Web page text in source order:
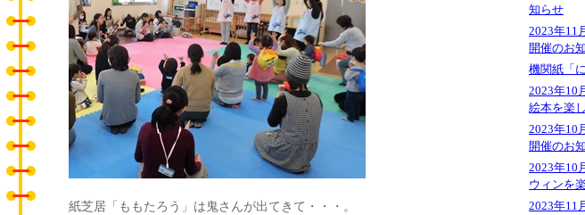
紙芝居「ももたろう」は鬼さんが出てきて・・・。
知らせ
2023年11
開催のお
機関紙「
2023年10
絵本を楽
2023年10
開催のお
2023年10
ウィンを
2023年11